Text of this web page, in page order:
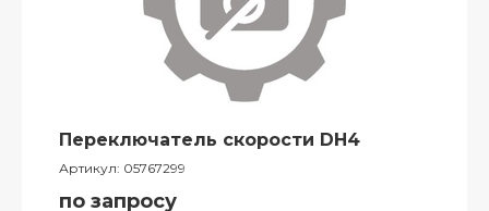
Переключатель скорости DH4
Артикул: 05767299
по запросу